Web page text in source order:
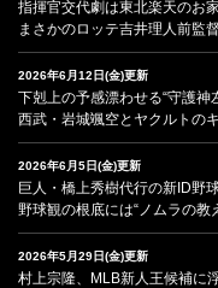
指揮官交代劇は東北楽天のお
まさかのロッテ吉井理人前監
2026年6月12日(金)更新
下剋上の予感漂わせる“守護神
西武・岩城颯空とヤクルトの
2026年6月5日(金)更新
巨人・橋上秀樹代行の新ID野
野球観の根底には“ノムラの教
2026年5月29日(金)更新
村上宗隆、MLB新人王候補に